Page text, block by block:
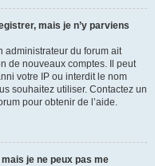
mais je n’y parviens
administrateur du forum ait
de nouveaux comptes. Il peut
votre IP ou interdit le nom
souhaitez utiliser. Contactez un
pour obtenir de l’aide.
je ne peux pas me